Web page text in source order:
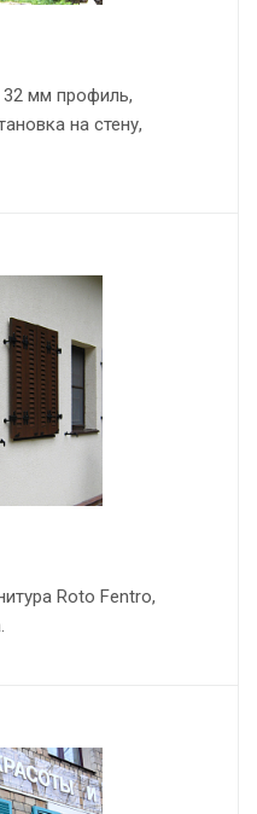
мм профиль,
на стену,
Roto Fentro,